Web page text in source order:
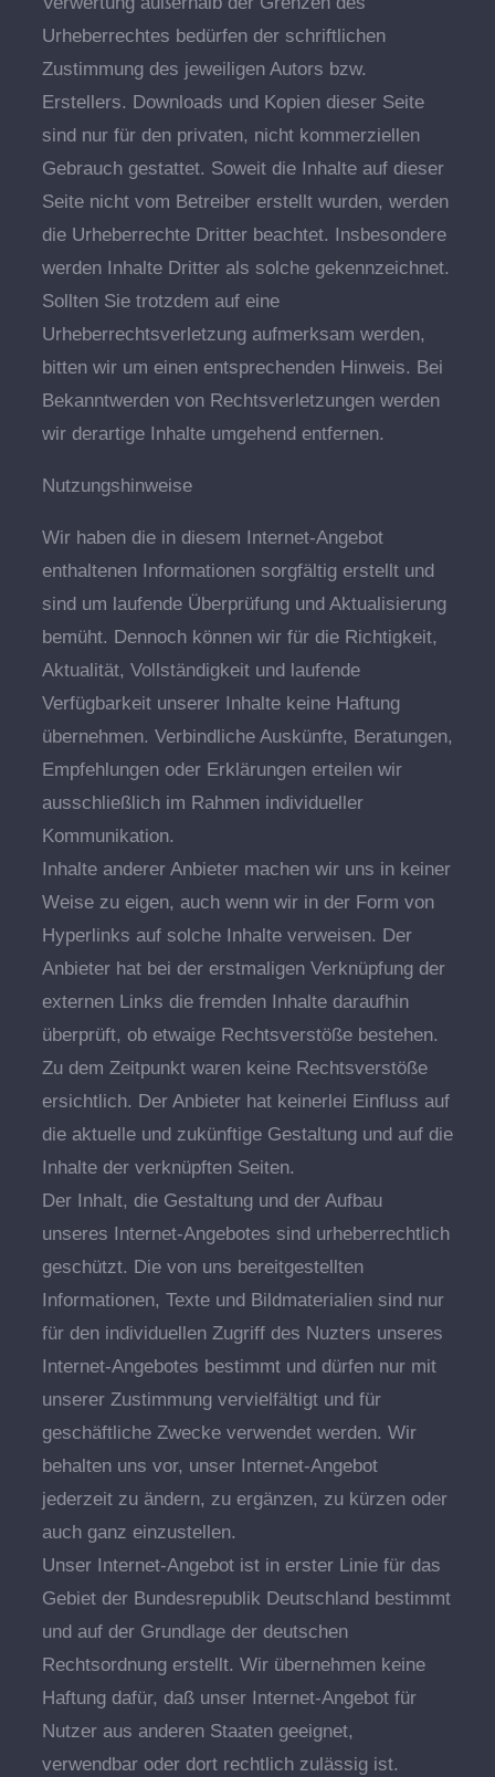
Urheberrechtes bedürfen der schriftlichen
Zustimmung des jeweiligen Autors bzw.
Erstellers. Downloads und Kopien dieser Seite
sind nur für den privaten, nicht kommerziellen
Gebrauch gestattet. Soweit die Inhalte auf dieser
Seite nicht vom Betreiber erstellt wurden, werden
die Urheberrechte Dritter beachtet. Insbesondere
werden Inhalte Dritter als solche gekennzeichnet.
Sollten Sie trotzdem auf eine
Urheberrechtsverletzung aufmerksam werden,
bitten wir um einen entsprechenden Hinweis. Bei
Bekanntwerden von Rechtsverletzungen werden
wir derartige Inhalte umgehend entfernen.
Nutzungshinweise
Wir haben die in diesem Internet-Angebot
enthaltenen Informationen sorgfältig erstellt und
sind um laufende Überprüfung und Aktualisierung
bemüht. Dennoch können wir für die Richtigkeit,
Aktualität, Vollständigkeit und laufende
Verfügbarkeit unserer Inhalte keine Haftung
übernehmen. Verbindliche Auskünfte, Beratungen,
Empfehlungen oder Erklärungen erteilen wir
ausschließlich im Rahmen individueller
Kommunikation.
Inhalte anderer Anbieter machen wir uns in keiner
Weise zu eigen, auch wenn wir in der Form von
Hyperlinks auf solche Inhalte verweisen. Der
Anbieter hat bei der erstmaligen Verknüpfung der
externen Links die fremden Inhalte daraufhin
überprüft, ob etwaige Rechtsverstöße bestehen.
Zu dem Zeitpunkt waren keine Rechtsverstöße
ersichtlich. Der Anbieter hat keinerlei Einfluss auf
die aktuelle und zukünftige Gestaltung und auf die
Inhalte der verknüpften Seiten.
Der Inhalt, die Gestaltung und der Aufbau
unseres Internet-Angebotes sind urheberrechtlich
geschützt. Die von uns bereitgestellten
Informationen, Texte und Bildmaterialien sind nur
für den individuellen Zugriff des Nuzters unseres
Internet-Angebotes bestimmt und dürfen nur mit
unserer Zustimmung vervielfältigt und für
geschäftliche Zwecke verwendet werden. Wir
behalten uns vor, unser Internet-Angebot
jederzeit zu ändern, zu ergänzen, zu kürzen oder
auch ganz einzustellen.
Unser Internet-Angebot ist in erster Linie für das
Gebiet der Bundesrepublik Deutschland bestimmt
und auf der Grundlage der deutschen
Rechtsordnung erstellt. Wir übernehmen keine
Haftung dafür, daß unser Internet-Angebot für
Nutzer aus anderen Staaten geeignet,
verwendbar oder dort rechtlich zulässig ist.